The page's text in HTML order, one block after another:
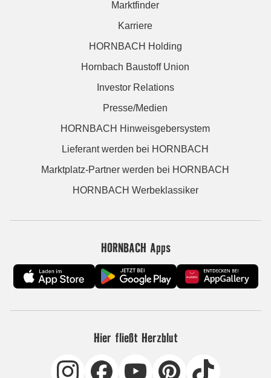
Marktfinder
Karriere
HORNBACH Holding
Hornbach Baustoff Union
Investor Relations
Presse/Medien
HORNBACH Hinweisgebersystem
Lieferant werden bei HORNBACH
Marktplatz-Partner werden bei HORNBACH
HORNBACH Werbeklassiker
HORNBACH Apps
Hier fließt Herzblut